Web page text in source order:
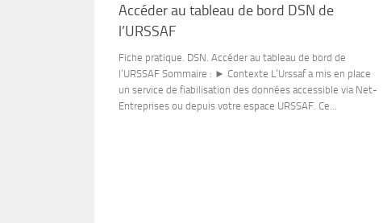
Accéder au tableau de bord DSN de
l’URSSAF
Fiche pratique. DSN. Accéder au tableau de bord de
l’URSSAF Sommaire : ► Contexte L’Urssaf a mis en place
un service de fiabilisation des données accessible via Net-
Entreprises ou depuis votre espace URSSAF. Ce...